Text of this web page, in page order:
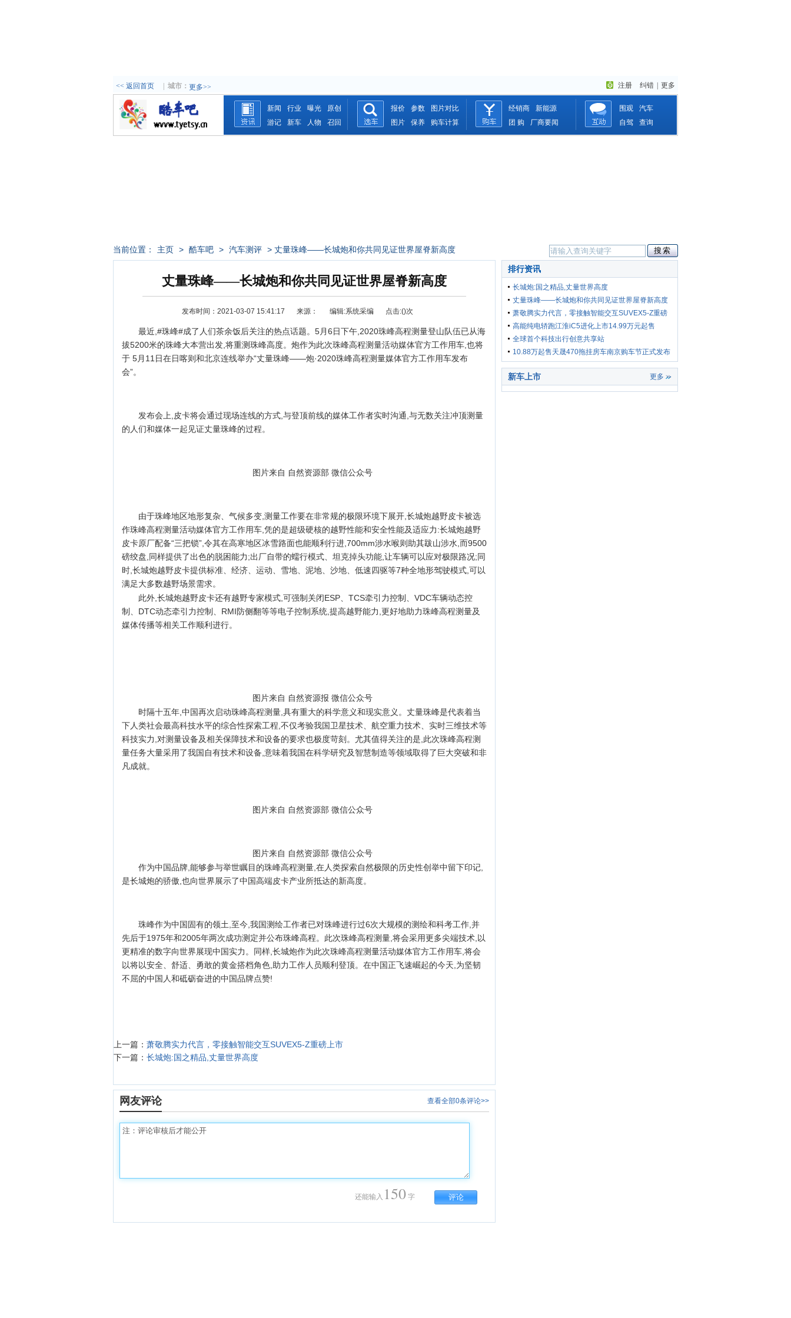
注册 纠错 更多
<< 返回首页 城市： 更多>>
新闻 行业 曝光
原创
游记
新车 人物 召回
报价 参数
图片对比
图片
保养 购车计算
经销商
新能源
团 购
厂商要闻
围观
汽车
自驾
查询
当前位置： 主页 > 酷车吧 > 汽车测评 > 丈量珠峰——长城炮和你共同见证世界屋脊新高度
丈量珠峰——长城炮和你共同见证世界屋脊新高度
发布时间：2021-03-07 15:41:17 来源： 编辑:系统采编 点击:()次
最近,#珠峰#成了人们茶余饭后关注的热点话题。5月6日下午,2020珠峰高程测量登山队伍已从海
拔5200米的珠峰大本营出发,将重测珠峰高度。炮作为此次珠峰高程测量活动媒体官方工作用车,也将
于 5月11日在日喀则和北京连线举办“丈量珠峰——炮·2020珠峰高程测量媒体官方工作用车发布
会”。
发布会上,皮卡将会通过现场连线的方式,与登顶前线的媒体工作者实时沟通,与无数关注冲顶测量
的人们和媒体一起见证丈量珠峰的过程。
图片来自 自然资源部 微信公众号
由于珠峰地区地形复杂、气候多变,测量工作要在非常规的极限环境下展开,长城炮越野皮卡被选
作珠峰高程测量活动媒体官方工作用车,凭的是超级硬核的越野性能和安全性能及适应力:长城炮越野
皮卡原厂配备“三把锁”,令其在高寒地区冰雪路面也能顺利行进,700mm涉水喉则助其跋山涉水,而9500
磅绞盘,同样提供了出色的脱困能力;出厂自带的蠕行模式、坦克掉头功能,让车辆可以应对极限路况;同
时,长城炮越野皮卡提供标准、经济、运动、雪地、泥地、沙地、低速四驱等7种全地形驾驶模式,可以
满足大多数越野场景需求。
此外,长城炮越野皮卡还有越野专家模式,可强制关闭ESP、TCS牵引力控制、VDC车辆动态控
制、DTC动态牵引力控制、RMI防侧翻等等电子控制系统,提高越野能力,更好地助力珠峰高程测量及
媒体传播等相关工作顺利进行。
图片来自 自然资源报 微信公众号
时隔十五年,中国再次启动珠峰高程测量,具有重大的科学意义和现实意义。丈量珠峰是代表着当
下人类社会最高科技水平的综合性探索工程,不仅考验我国卫星技术、航空重力技术、实时三维技术等
科技实力,对测量设备及相关保障技术和设备的要求也极度苛刻。尤其值得关注的是,此次珠峰高程测
量任务大量采用了我国自有技术和设备,意味着我国在科学研究及智慧制造等领域取得了巨大突破和非
凡成就。
图片来自 自然资源部 微信公众号
图片来自 自然资源部 微信公众号
作为中国品牌,能够参与举世瞩目的珠峰高程测量,在人类探索自然极限的历史性创举中留下印记,
是长城炮的骄傲,也向世界展示了中国高端皮卡产业所抵达的新高度。
珠峰作为中国固有的领土,至今,我国测绘工作者已对珠峰进行过6次大规模的测绘和科考工作,并
先后于1975年和2005年两次成功测定并公布珠峰高程。此次珠峰高程测量,将会采用更多尖端技术,以
更精准的数字向世界展现中国实力。同样,长城炮作为此次珠峰高程测量活动媒体官方工作用车,将会
以将以安全、舒适、勇敢的黄金搭档角色,助力工作人员顺利登顶。在中国正飞速崛起的今天,为坚韧
不屈的中国人和砥砺奋进的中国品牌点赞!
上一篇： 萧敬腾实力代言，零接触智能交互SUVEX5-Z重磅上市
下一篇： 长城炮:国之精品,丈量世界高度
网友评论 查看全部0条评论>>
还能输入 150 字
排行资讯
长城炮:国之精品,丈量世界高度
丈量珠峰——长城炮和你共同见证世界屋脊新高度
萧敬腾实力代言，零接触智能交互SUVEX5-Z重磅
上市
高能纯电轿跑江淮iC5进化上市14.99万元起售
全球首个科技出行创意共享站
10.88万起售天晟470拖挂房车南京购车节正式发布
新车上市 更多